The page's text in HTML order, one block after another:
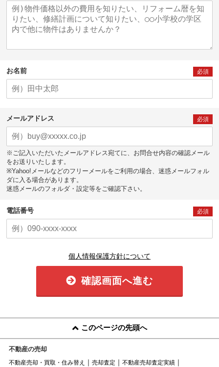
お名前 必須
メールアドレス 必須
※ご記入いただいたメールアドレス宛てに、お問合せ内容の確認メール
をお送りいたします。
※Yahoo!メールなどのフリーメールをご利用の場合、迷惑メールフォル
ダに入る場合があります。
迷惑メールのフォルダ・設定等をご確認下さい。
電話番号 必須
個人情報保護方針について
確認画面へ進む
このページの先頭へ
不動産の売却
不動産売却・買取・住み替え 売却査定
不動産売却査定実績